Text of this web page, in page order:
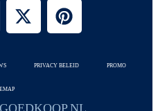
PRIVACY BELEID PROMO